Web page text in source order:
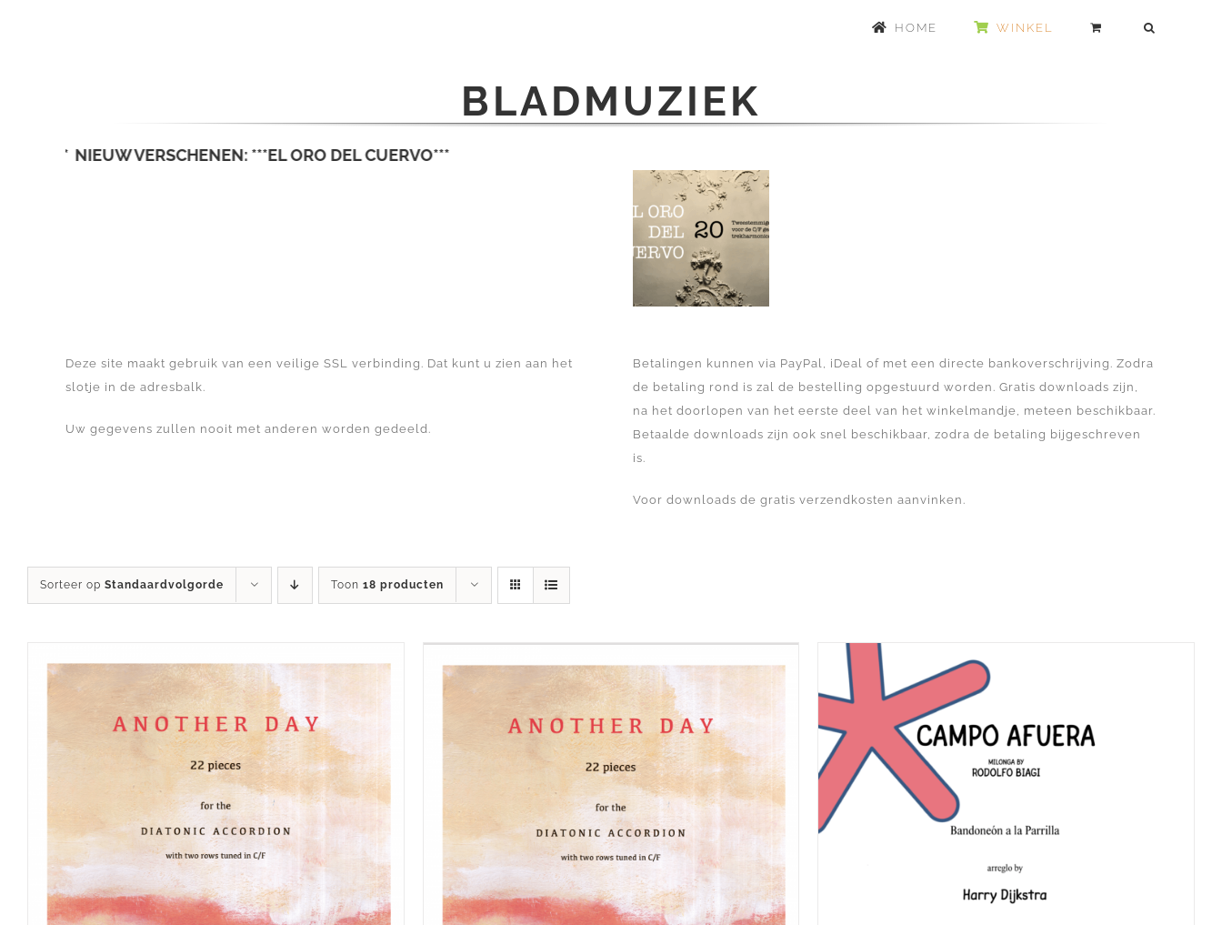
HOME WINKEL
BLADMUZIEK
NIEUW VERSCHENEN: ***EL ORO DEL CUERVO*** NIEUW VERSCHENEN: ***EL ORO DEL CUERVO***
Deze site maakt gebruik van een veilige SSL verbinding. Dat kunt u zien aan het
slotje in de adresbalk.
Uw gegevens zullen nooit met anderen worden gedeeld.
Betalingen kunnen via PayPal, iDeal of met een directe bankoverschrijving. Zodra
de betaling rond is zal de bestelling opgestuurd worden. Gratis downloads zijn,
na het doorlopen van het eerste deel van het winkelmandje, meteen beschikbaar.
Betaalde downloads zijn ook snel beschikbaar, zodra de betaling bijgeschreven
is.
Voor downloads de gratis verzendkosten aanvinken.
Sorteer op Standaardvolgorde Toon 18 producten